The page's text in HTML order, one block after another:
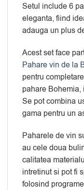
Setul include 6
eleganta, fiind
adauga un plus
Acest set face
Pahare vin de la
pentru
pahare
Se pot combina
gama pentru un
Paharele de vin
au cele doua
calitatea
intretinut si pot fi
folosind